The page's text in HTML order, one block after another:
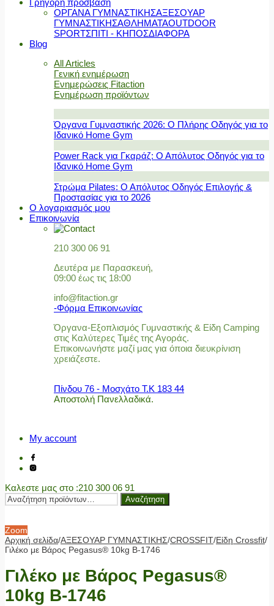
Γρήγορη πρόσβαση
ΟΡΓΑΝΑ ΓΥΜΝΑΣΤΙΚΗΣΑΞΕΣΟΥΑΡ
ΓΥΜΝΑΣΤΙΚΗΣΑΘΛΗΜΑΤΑOUTDOOR
SPORTΣΠΙΤΙ - ΚΗΠΟΣΔΙΑΦΟΡΑ
Blog
All Articles
Γενική ενημέρωση
Ενημερώσεις Fitaction
Ενημέρωση προϊόντων
Όργανα Γυμναστικής 2026: Ο Πλήρης Οδηγός για το
Ιδανικό Home Gym
Power Rack για Γκαράζ: Ο Απόλυτος Οδηγός για το
Ιδανικό Home Gym
Στρώμα Pilates: Ο Απόλυτος Οδηγός Επιλογής &
Προστασίας για το 2026
Ο λογαριασμός μου
Επικοινωνία
210 300 06 91
Δευτέρα με Παρασκευή,
09:00 έως τις 18:00
info@fitaction.gr
-Φόρμα Επικοινωνίας
Όργανα-Εξοπλισμός Γυμναστικής & Είδη Camping
στις Καλύτερες Τιμές της Αγοράς.
Επικοινωνήστε μαζί μας για όποια διευκρίνιση
χρειάζεστε.
Πίνδου 76 - Μοσχάτο Τ.Κ 183 44
Αποστολή Πανελλαδικά.
My account
Καλεστε μας στο :210 300 06 91
Αναζήτηση
για:
Αναζήτηση
Zoom
Αρχική σελίδα/ΑΞΕΣΟΥΑΡ ΓΥΜΝΑΣΤΙΚΗΣ/CROSSFIT/Είδη Crossfit/
Γιλέκο με Βάρος Pegasus® 10kg B-1746
Γιλέκο με Βάρος Pegasus®
10kg B-1746